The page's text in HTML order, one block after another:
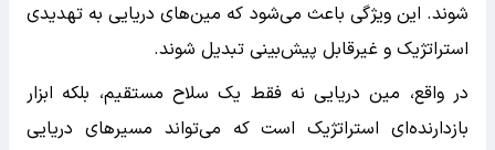
شوند. این ویژگی باعث می‌شود که مین‌های دریایی به تهدیدی
استراتژیک و غیرقابل پیش‌بینی تبدیل شوند.
در واقع، مین دریایی نه فقط یک سلاح مستقیم، بلکه ابزار
بازدارنده‌ای استراتژیک است که می‌تواند مسیرهای دریایی